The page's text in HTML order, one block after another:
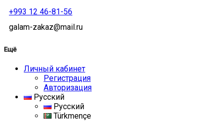
+993 12 46-81-56
galam-zakaz@mail.ru
Ещё
Личный кабинет
Регистрация
Авторизация
Русский
Русский
Türkmençe